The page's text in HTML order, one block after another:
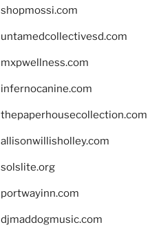
shopmossi.com
untamedcollectivesd.com
mxpwellness.com
infernocanine.com
thepaperhousecollection.com
allisonwillisholley.com
solslite.org
portwayinn.com
djmaddogmusic.com